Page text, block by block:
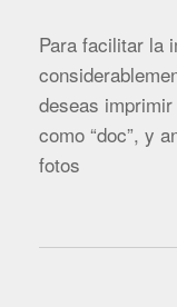
Para facilitar la
deseas
como “doc”, y
fotos